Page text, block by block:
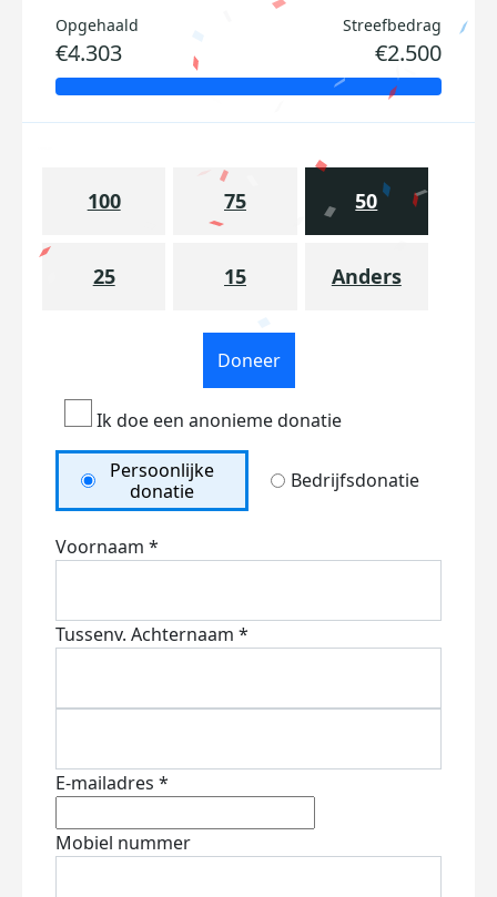
Opgehaald
€4.303
Streefbedrag
€2.500
100 75 50
25 15 Anders
Doneer
Ik doe een anonieme donatie
Persoonlijke
donatie
Bedrijfsdonatie
Voornaam *
Tussenv. Achternaam *
E-mailadres *
Mobiel nummer